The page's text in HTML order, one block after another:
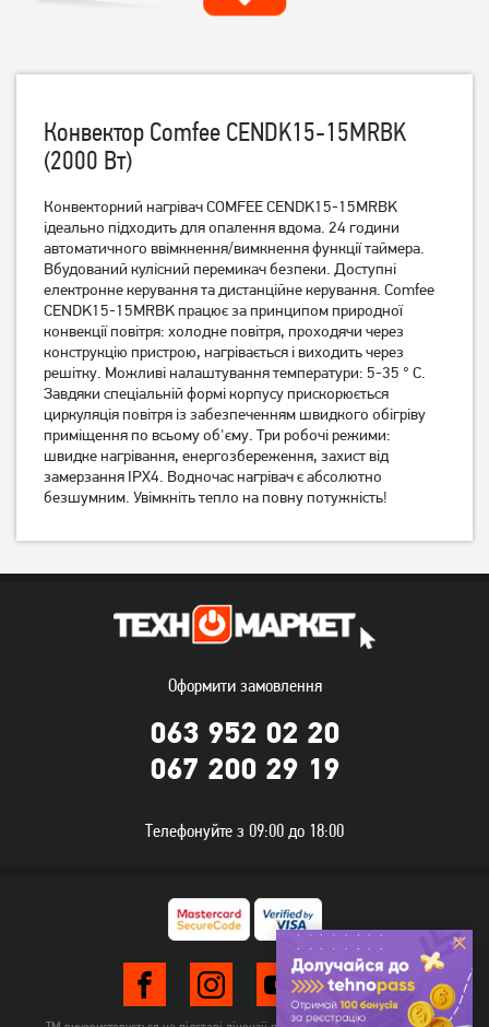
Конвектор Vimar VCE-
2081F
2 139грн
1 709грн
Конвектор Trotec TCH 2011
E 2000 Вт
3 939грн
3 149грн
(2кВт)
2081F 2000 Вт
1 629грн
Конвектор Ardesto CH-
Немає в наявності
Конвектор Ergo HCU
211520
1 039грн
Немає в наявності
Конвектор Comfee CENDK15-15MRBK
(2000 Вт)
Конвекторний нагрівач COMFEE CENDK15-15MRBK
ідеально підходить для опалення вдома. 24 години
автоматичного ввімкнення/вимкнення функції таймера.
Вбудований кулісний перемикач безпеки. Доступні
електронне керування та дистанційне керування. Comfee
CENDK15-15MRBK працює за принципом природної
конвекції повітря: холодне повітря, проходячи через
конструкцію пристрою, нагрівається і виходить через
решітку. Можливі налаштування температури: 5-35 ° C.
Завдяки спеціальній формі корпусу прискорюється
циркуляція повітря із забезпеченням швидкого обігріву
приміщення по всьому об'єму. Три робочі режими:
швидке нагрівання, енергозбереження, захист від
замерзання IPX4. Водночас нагрівач є абсолютно
безшумним. Увімкніть тепло на повну потужність!
Оформити замовлення
063 952 02 20
067 200 29 19
Телефонуйте з 09:00 до 18:00